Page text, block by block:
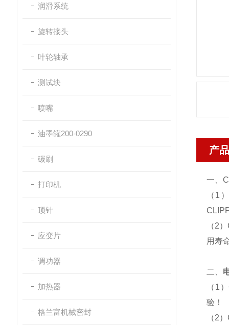
润滑系统
旋转接头
叶轮轴承
测试块
喷嘴
油墨罐200-0290
碳刷
打印机
顶针
应变片
调功器
加热器
格兰富机械密封
产
一、
（1
（2
用寿
二、
（1
验！
（2